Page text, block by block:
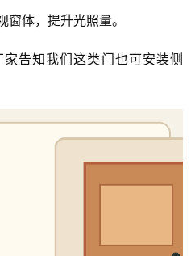
体，提升光照量。
知我们这类门也可安装侧